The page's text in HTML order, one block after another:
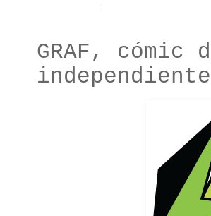
GRAF,